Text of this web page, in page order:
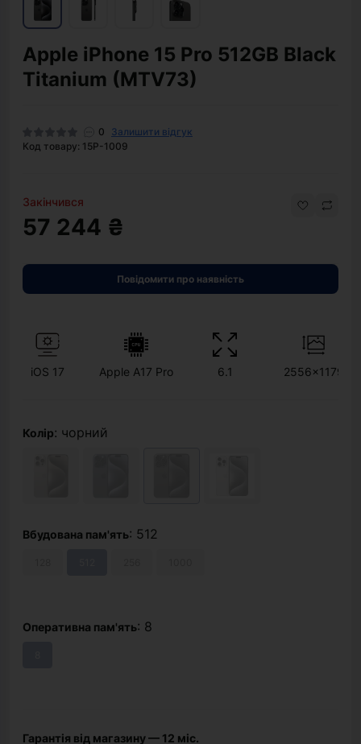
Apple iPhone 15 Pro 512GB Black
Titanium (MTV73)
0
Залишити відгук
Код товару: 15P-1009
Закінчився
57 244 ₴
Повідомити про наявність
iOS 17 Apple A17 Pro 6.1 2556x1179
Колір: чорний
Вбудована пам'ять: 512
Оперативна пам'ять: 8
Гарантія від магазину — 12 міс.